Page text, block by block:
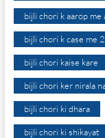
bijli chori k aarop me
bijli chori k case me
bijli chori kaise kare
bijli chori ker nirala
bijli chori ki dhara
bijli chori ki shikayat